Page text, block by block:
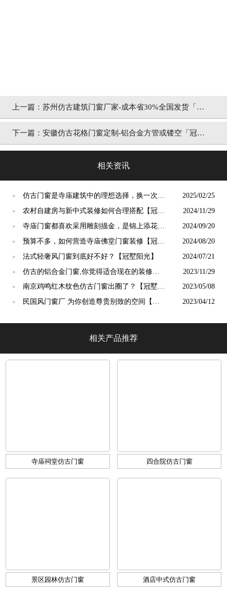
上一篇： 苏州仿古建筑门窗厂家-成本省30%全国发货「冠
墅阳光」
下一篇： 安徽仿古花格门窗定制-铝合金方管或镂空「冠墅
相关资讯
●
仿古门窗是寺庙建筑中的理想选择，换一次用
终生【冠墅阳光】
2025/02/25
●
农村自建房与新中式装修如何合理搭配【冠墅
阳光】
2024/11/29
●
寺庙门窗都喜欢采用雕刻描金，是锦上添花
吗？【冠墅阳光】
2024/09/20
●
预算不多，如何营造寺庙佛堂门窗装修【冠墅
阳光】
2024/08/20
● 法式轻奢风门窗到底好不好？【冠墅阳光】 2024/07/21
●
仿古的铝合金门窗,你觉得适合现在的装修吗?
【冠墅阳光】
2023/11/29
●
南京鸡鸣红木纹色仿古门窗出圈了？【冠墅阳
光】
2023/05/08
●
民国风门窗厂 为你创造尊贵别致的空间【冠
2023/04/12
相关产品推荐
寺庙祠堂仿古门窗 四合院仿古门窗
景区园林仿古门窗 酒店中式仿古门窗